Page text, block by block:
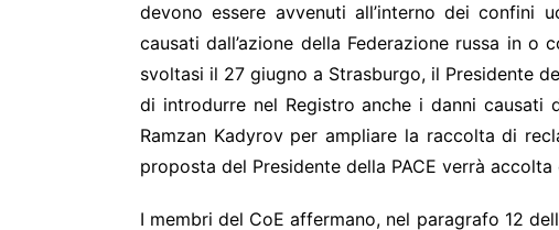
devono essere avvenuti all’interno dei confini
causati dall’azione della Federazione russa in o
svoltasi il 27 giugno a Strasburgo, il Presidente
di introdurre nel Registro anche i danni
Ramzan Kadyrov per ampliare la raccolta di
proposta del Presidente della PACE verrà
I membri del CoE affermano, nel paragrafo 12